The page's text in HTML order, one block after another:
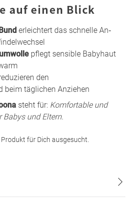
auf einen Blick
erleichtert das schnelle An‑
pflegt sensible Babyhaut
den
beim täglichen Anziehen
steht für: Komfortable und
Babys und Eltern.
für Dich ausgesucht.